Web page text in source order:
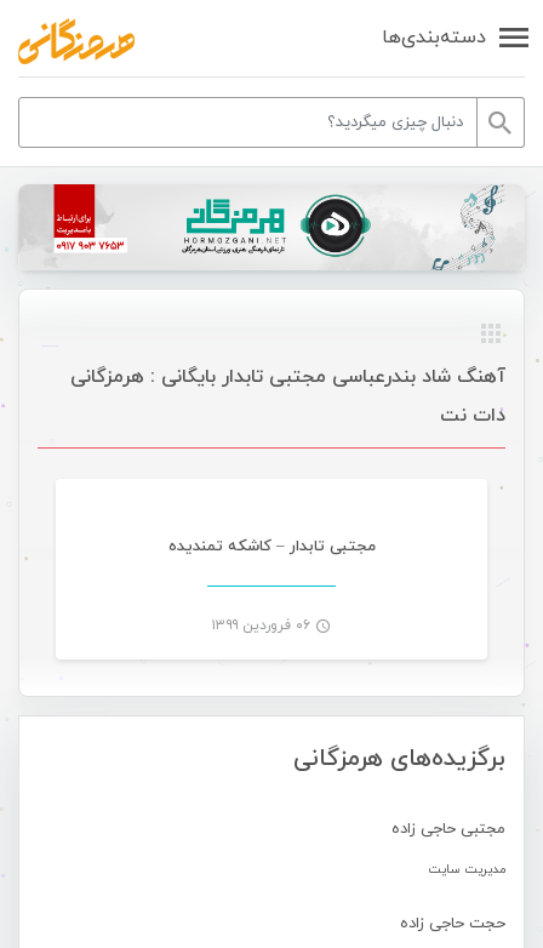
دسته‌بندی‌ها
برگزیده‌های هرمزگانی
مجتبی حاجی زاده
مدیریت سایت
حجت حاجی زاده
آهنگ شاد بندرعباسی مجتبی تابدار بایگانی : هرمزگانی
دات نت
مجتبی تابدار – کاشکه تمندیده
۰۶ فروردین ۱۳۹۹